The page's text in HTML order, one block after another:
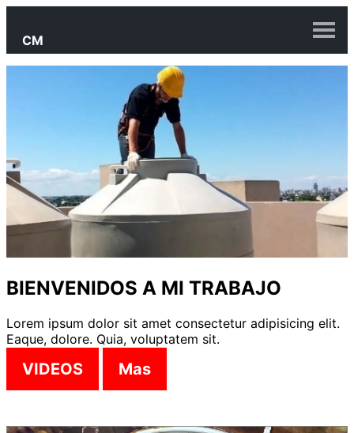
CM
INICIO
VIDEOS
SERVICIOS
GALERIA WEB
BIENVENIDOS A MI TRABAJO
Lorem ipsum dolor sit amet consectetur adipisicing elit.
Eaque, dolore. Quia, voluptatem sit.
VIDEOS Mas